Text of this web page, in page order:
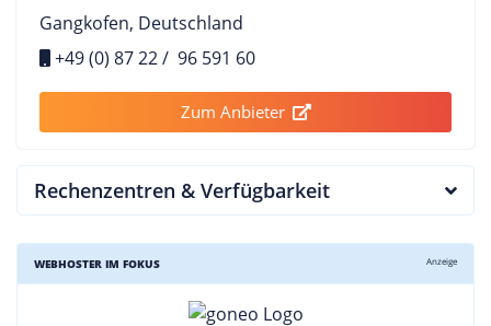
Gangkofen, Deutschland
+49 (0) 87 22 / 96 591 60
Zum Anbieter
Rechenzentren & Verfügbarkeit
WEBHOSTER IM FOKUS Anzeige